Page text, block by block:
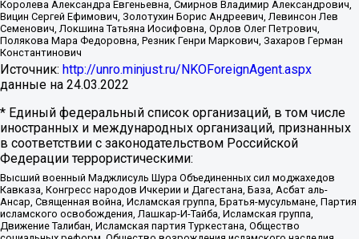
Королева Александра Евгеньевна, Смирнов Владимир Александрович,
Вицин Сергей Ефимович, Золотухин Борис Андреевич, Левинсон Лев
Семенович, Локшина Татьяна Иосифовна, Орлов Олег Петрович,
Полякова Мара Федоровна, Резник Генри Маркович, Захаров Герман
Константинович
Источник: http://unro.minjust.ru/NKOForeignAgent.aspx
данные на 24.03.2022
* Единый федеральный список организаций, в том числе
иностранных и международных организаций, признанных
в соответствии с законодательством Российской
Федерации террористическими:
Высший военный Маджлисуль Шура Объединенных сил моджахедов
Кавказа, Конгресс народов Ичкерии и Дагестана, База, Асбат аль-
Ансар, Священная война, Исламская группа, Братья-мусульмане, Партия
исламского освобождения, Лашкар-И-Тайба, Исламская группа,
Движение Талибан, Исламская партия Туркестана, Общество